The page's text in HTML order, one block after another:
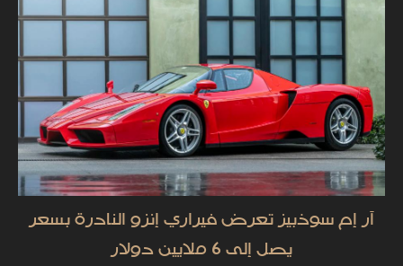
آر إم سوذبيز تعرض فيراري إنزو النادرة بسعر
يصل إلى 6 ملايين دولار